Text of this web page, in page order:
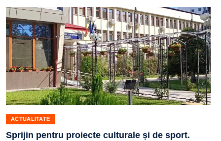
ACTUALITATE
Sprijin pentru proiecte culturale și de sport.